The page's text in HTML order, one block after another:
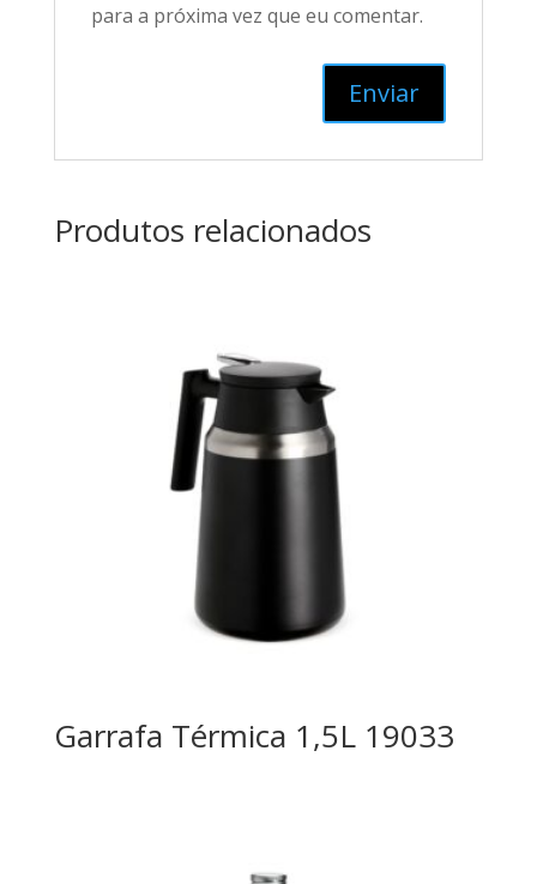
para a próxima vez que eu comentar.
Produtos relacionados
Garrafa Térmica 1,5L 19033